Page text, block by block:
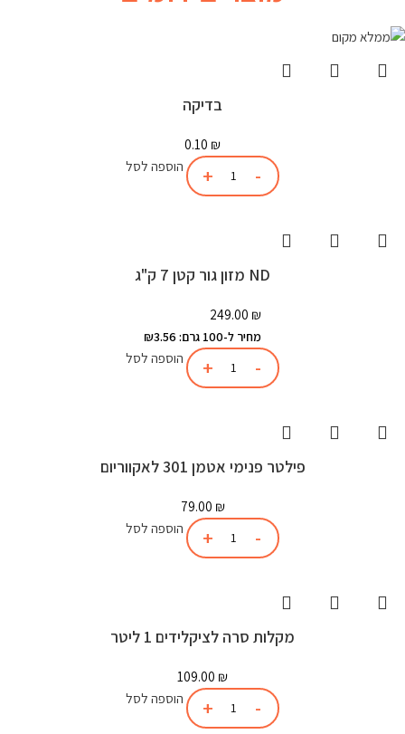
בדיקה
0.10 ₪
הוספה לסל
ND מזון גור קטן 7 ק"ג
249.00 ₪
מחיר ל-100 גרם: ₪3.56
הוספה לסל
פילטר פנימי אטמן 301 לאקווריום
79.00 ₪
הוספה לסל
מקלות סרה לציקלידים 1 ליטר
109.00 ₪
הוספה לסל